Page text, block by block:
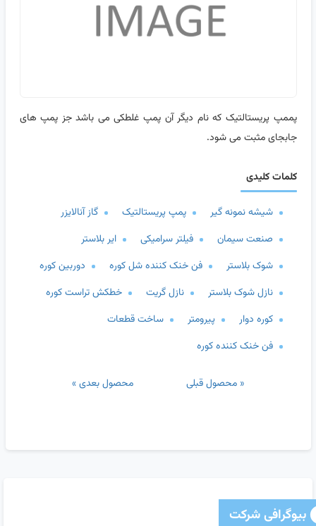
پممپ پریستالتیک که نام دیگر آن پمپ غلطکی می باشد جز پمپ های
جابجای مثبت می شود.
کلمات کلیدی
شیشه نمونه گیر پمپ پریستالتیک
گاز آنالایزر
صنعت سیمان
فیلتر سرامیکی
ایر بلاستر
شوک بلاستر
فن خنک کننده شل کوره
دوربین کوره
نازل شوک بلاستر
نازل گریت
خطکش تراست کوره
کوره دوار
پیرومتر
ساخت قطعات
فن خنک کننده کوره
« محصول قبلی محصول بعدی »
بیوگرافی شرکت